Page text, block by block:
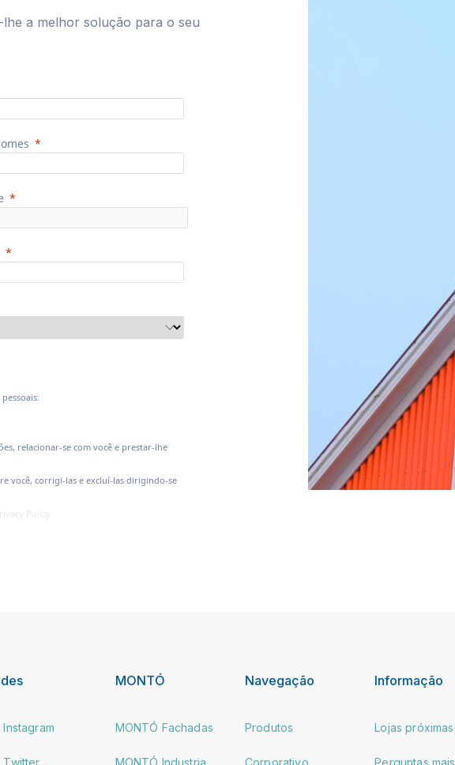
a melhor solução para o seu
relacionar-se com você e prestar-lhe
você, corrigi-las e excluí-las dirigindo-se
Policy.
Instagram
Twitter
MONTÓ
MONTÓ Fachadas
MONTÓ Industria
Navegação
Produtos
Corporativo
Informação
Lojas próximas
Perguntas mais